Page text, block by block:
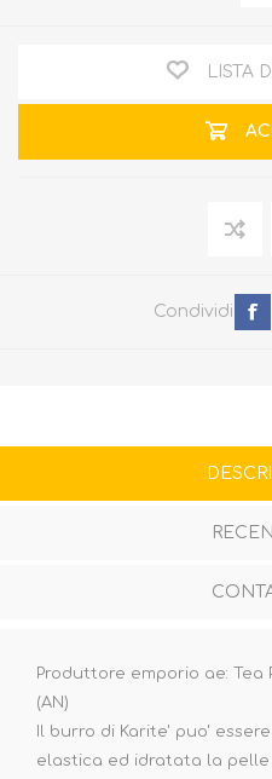
LISTA
Condividi
Produttore emporio ae:
(AN)
Il burro di Karite' puo'
elastica ed idratata la